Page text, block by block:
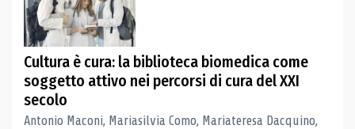
Cultura è cura: la biblioteca biomedica come
soggetto attivo nei percorsi di cura del XXI
secolo
Antonio Maconi, Mariasilvia Como, Mariateresa Dacquino,